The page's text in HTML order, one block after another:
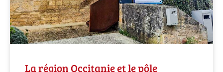
La région Occitanie et le pôle